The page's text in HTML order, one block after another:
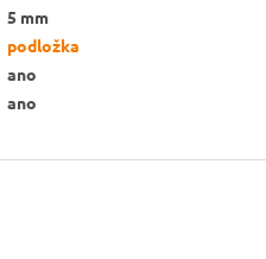
5 mm
podložka
ano
ano